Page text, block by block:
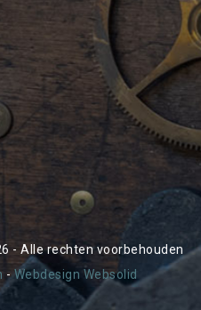
- Alle rechten voorbehouden
-Webdesign Websolid